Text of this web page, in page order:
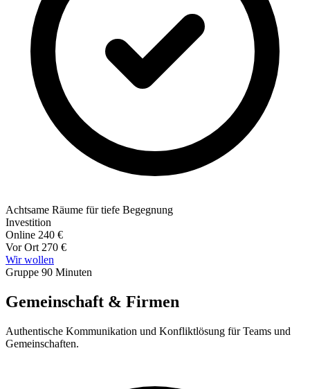
Achtsame Räume für tiefe Begegnung
Investition
Online 240 €
Vor Ort 270 €
Wir wollen
Gruppe 90 Minuten
Gemeinschaft & Firmen
Authentische Kommunikation und Konfliktlösung für Teams und
Gemeinschaften.